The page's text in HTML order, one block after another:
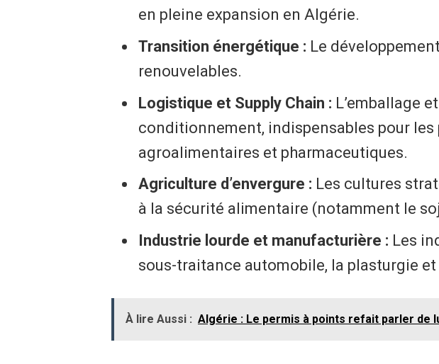
en pleine expansion en Algérie.
Transition énergétique : Le
renouvelables.
Logistique et Supply Chain : L’emballage
conditionnement, indispensables pour les
agroalimentaires et pharmaceutiques.
Agriculture d’envergure : Les cultures
à la sécurité alimentaire (notamment le
Industrie lourde et manufacturière : Les
sous-traitance automobile, la plasturgie et
À lire Aussi : Algérie : Le permis à points refait parler de